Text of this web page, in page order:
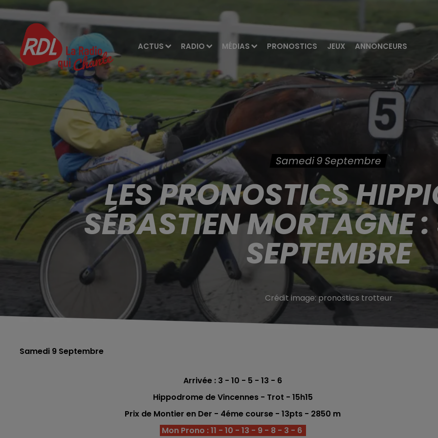
ACTUS RADIO MÉDIAS PRONOSTICS JEUX ANNONCEURS
Samedi 9 Septembre
LES PRONOSTICS
SÉBASTIEN MORTAGNE
SEPTEMBRE
Crédit image: pronostics trotteur
Samedi 9 Septembre
Arrivée : 3 - 10 - 5 - 13 - 6
Hippodrome de Vincennes - Trot - 15h15
Prix de Montier en Der - 4éme course - 13pts - 2850 m
Mon Prono : 11 - 10 - 13 - 9 - 8 - 3 - 6